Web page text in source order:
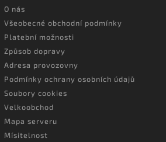
O nás
Všeobecné obchodní podmínky
Platební možnosti
Způsob dopravy
Adresa provozovny
Podmínky ochrany osobních údajů
Soubory cookies
Velkoobchod
Mapa serveru
Mísitelnost